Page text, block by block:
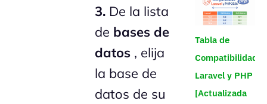
3. De la lista
de bases de
datos , elija
la base de
datos de su
Tabla de
Compatibilidad
Laravel y PHP
[Actualizada